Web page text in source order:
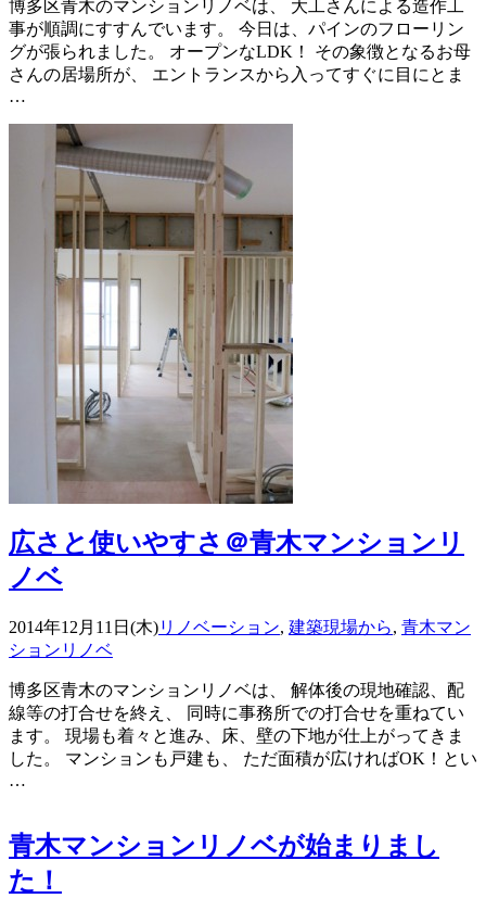
博多区青木のマンションリノベは、 大工さんによる造作工
事が順調にすすんでいます。 今日は、パインのフローリン
グが張られました。 オープンなLDK！ その象徴となるお母
さんの居場所が、 エントランスから入ってすぐに目にとま
…
広さと使いやすさ＠青木マンションリ
ノベ
2014年12月11日(木)リノベーション, 建築現場から, 青木マン
ションリノベ
博多区青木のマンションリノベは、 解体後の現地確認、配
線等の打合せを終え、 同時に事務所での打合せを重ねてい
ます。 現場も着々と進み、床、壁の下地が仕上がってきま
した。 マンションも戸建も、 ただ面積が広ければOK！とい
…
青木マンションリノベが始まりまし
た！